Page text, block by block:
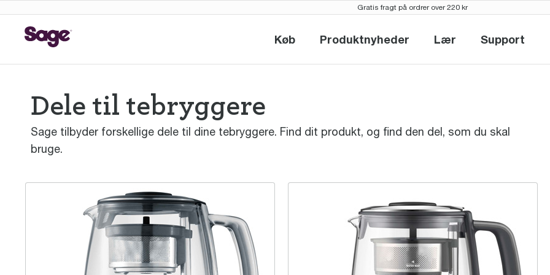
Gratis fragt på ordrer over 220 kr
Køb
Køb ProduktnyhederProduktnyheder
Lær
Lær Support
Support
Dele til tebryggere
Sage tilbyder forskellige dele til dine tebryggere. Find dit produkt, og find den del, som du skal
bruge.
the Tea Maker™ the Tea Maker™ Compact